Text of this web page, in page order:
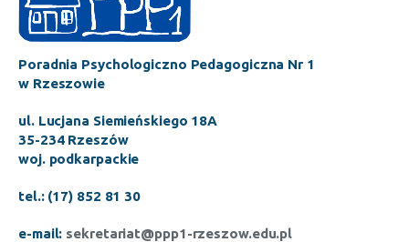
Poradnia Psychologiczno Pedagogiczna Nr 1
w Rzeszowie
ul. Lucjana Siemieńskiego 18A
35-234 Rzeszów
woj. podkarpackie
tel.: (17) 852 81 30
e-mail: sekretariat@ppp1-rzeszow.edu.pl